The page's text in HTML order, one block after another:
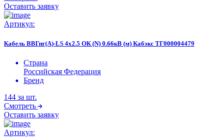
Оставить заявку
Артикул:
Кабель ВВГнг(А)-LS 4х2.5 ОК (N) 0.66кВ (м) Кабэкс ТГ000004479
Страна
Российская Федерация
Бренд
144 за шт.
Смотреть
Оставить заявку
Артикул: